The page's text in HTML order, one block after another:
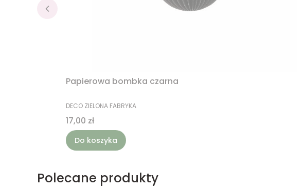
Papierowa bombka czarna
PRODUCENT
DECO ZIELONA FABRYKA
Cena
17,00 zł
Do koszyka
Polecane produkty